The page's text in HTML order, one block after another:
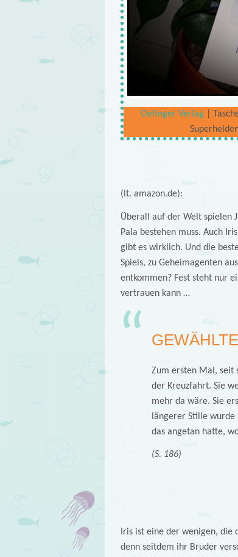
Oetinger Verlag |
(lt. amazon.de):
Überall auf der Welt spielen
Pala bestehen muss. Auch
gibt es wirklich. Und die
Spiels, zu Geheimagenten
entkommen? Fest steht nur
vertrauen kann …
Zum ersten Mal, seit
der Kreuzfahrt. Sie
mehr da wäre. Sie
längerer Stille
das angetan hatte,
(S. 186)
Iris ist eine der wenigen,
denn seitdem ihr Bruder